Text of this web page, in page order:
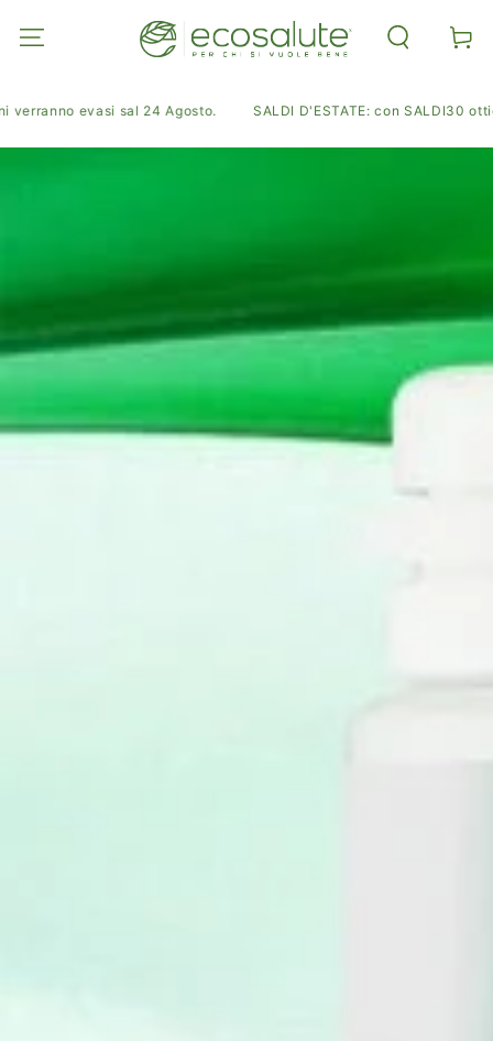
CONTENUTO
Carello
evasi sal 24 Agosto. SALDI D'ESTATE: con SALDI30